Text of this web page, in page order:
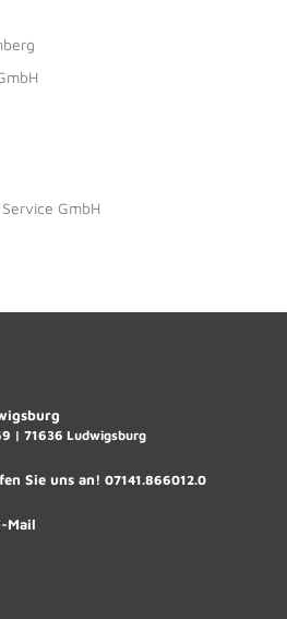
GmbH
| 71636 Ludwigsburg
Sie uns an! 07141.866012.0
Mail
· KI-Assistentin